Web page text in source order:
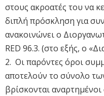
στους ακροατές του να
διπλή πρόσκληση για
ανακοινώνει ο
RED 96.3. (στο εξής, ο
2. Οι παρόντες όροι
αποτελούν το σύνολο
βρίσκονται